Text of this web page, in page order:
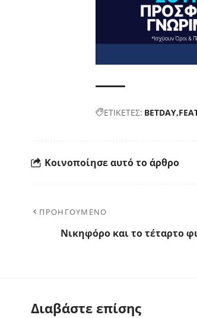
ΕΤΙΚΕΤΕΣ: BETDAY
Κοινοποίησε αυτό το άρθρο
ΠΡΟΗΓΟΥΜΕΝΟ
Νικηφόρο και το τέταρτο
Διαβάστε επίσης